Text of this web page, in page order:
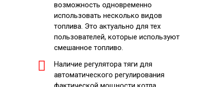
возможность одновременно
использовать несколько видов
топлива. Это актуально для тех
пользователей, которые используют
смешанное топливо.
Наличие регулятора тяги для
автоматического регулирования